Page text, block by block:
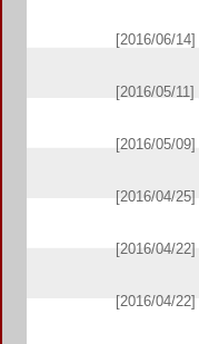
[2016/06/14]
[2016/05/11]
[2016/05/09]
[2016/04/25]
[2016/04/22]
[2016/04/22]